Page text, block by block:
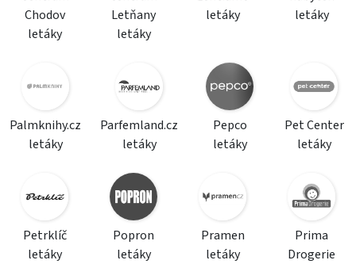
Chodov
letáky
Letňany
letáky
letáky
letáky
Palmknihy.cz
letáky
Parfemland.cz
letáky
Pepco
letáky
Pet Center
letáky
Petrklíč
letáky
Popron
letáky
Pramen
letáky
Prima
Drogerie